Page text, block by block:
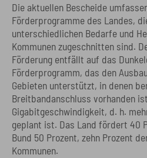
Die aktuellen Bescheide
Förderprogramme des Landes,
unterschiedlichen Bedarfe und
Kommunen zugeschnitten sind.
Förderung entfällt auf das
Förderprogramm, das den
Gebieten unterstützt, in denen
Breitbandanschluss vorhanden
Gigabitgeschwindigkeit, d. h.
geplant ist. Das Land fördert 40
Bund 50 Prozent, zehn Prozent
Kommunen.